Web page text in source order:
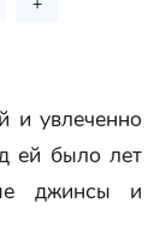
и увлеченно
ей было лет
джинсы и